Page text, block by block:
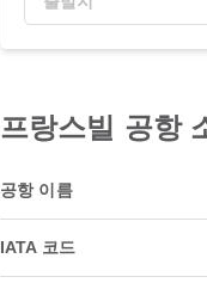
프랑스빌 공항
공항 이름
IATA 코드